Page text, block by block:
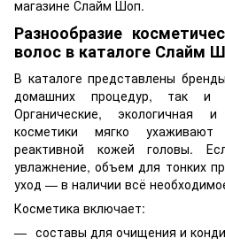
магазине Слайм Шоп.
Разнообразие
волос в каталоге Слайм
В каталоге представлены
домашних процедур, так и
Органические, экологичная
косметики мягко
реактивной кожей головы.
увлажнение, объем для тонких
уход — в наличии всё
Косметика включает:
составы для очищения и